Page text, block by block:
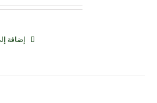
إضافة